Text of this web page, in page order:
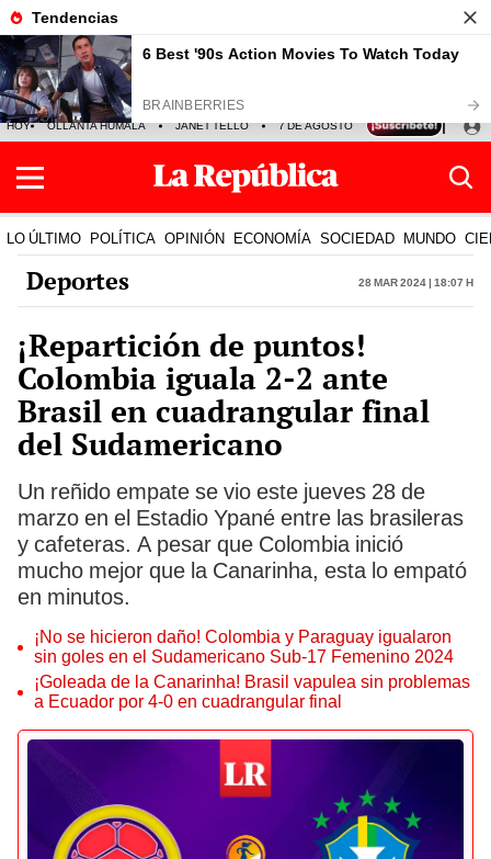
HOY OLLANTA HUMALA JANET TELLO 7 DE AGOSTO TINKA RESULTADOS
LO ÚLTIMO POLÍTICA OPINIÓN ECONOMÍA SOCIEDAD MUNDO
Deportes 28 Mar 2024 | 18:07 h
¡Repartición de puntos!
Colombia iguala 2-2 ante
Brasil en cuadrangular final
del Sudamericano
Un reñido empate se vio este jueves 28 de
marzo en el Estadio Ypané entre las brasileras
y cafeteras. A pesar que Colombia inició
mucho mejor que la Canarinha, esta lo empató
en minutos.
¡No se hicieron daño! Colombia y Paraguay igualaron
sin goles en el Sudamericano Sub-17 Femenino 2024
¡Goleada de la Canarinha! Brasil vapulea sin problemas
a Ecuador por 4-0 en cuadrangular final